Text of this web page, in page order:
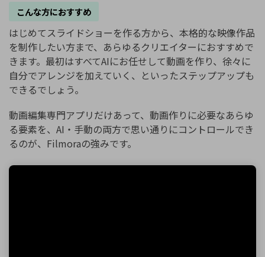
こんな方におすすめ
はじめてスライドショーを作る方から、本格的な映像作品
を制作したい方まで、あらゆるクリエイターにおすすめで
きます。最初はすべてAIにお任せして動画を作り、徐々に
自分でアレンジを加えていく、といったステップアップも
できるでしょう。
動画編集専門アプリだけあって、動画作りに必要なあらゆ
る要素を、AI・手動の両方で思い通りにコントロールでき
るのが、Filmoraの強みです。